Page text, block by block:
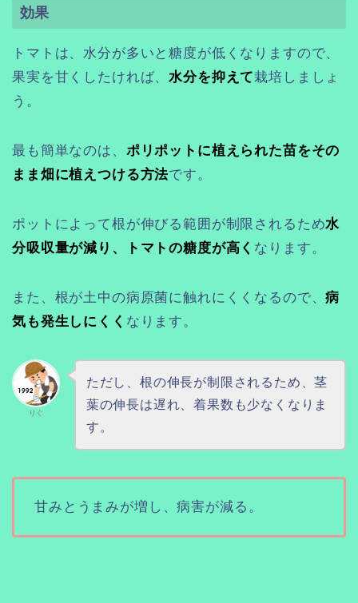
効果
トマトは、水分が多いと糖度が低くなりますので、
果実を甘くしたければ、水分を抑えて栽培しましょ
う。
最も簡単なのは、 ポリポットに植えられた苗をその
まま畑に植えつける方法です。
ポットによって根が伸びる範囲が制限されるため水
分吸収量が減り、トマトの糖度が高く なります。
また、根が土中の病原菌に触れにくくなるので、病
気も発生しにくく なります。
りぐ
ただし、根の伸長が制限されるため、茎
葉の伸長は遅れ、着果数も少なくなりま
す。
甘みとうまみが増し、病害が減る。